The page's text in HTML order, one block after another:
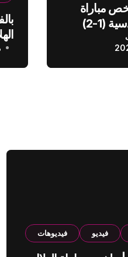
مباراة
الهلال والقادسية (1-2)
فيديو فيديوهات